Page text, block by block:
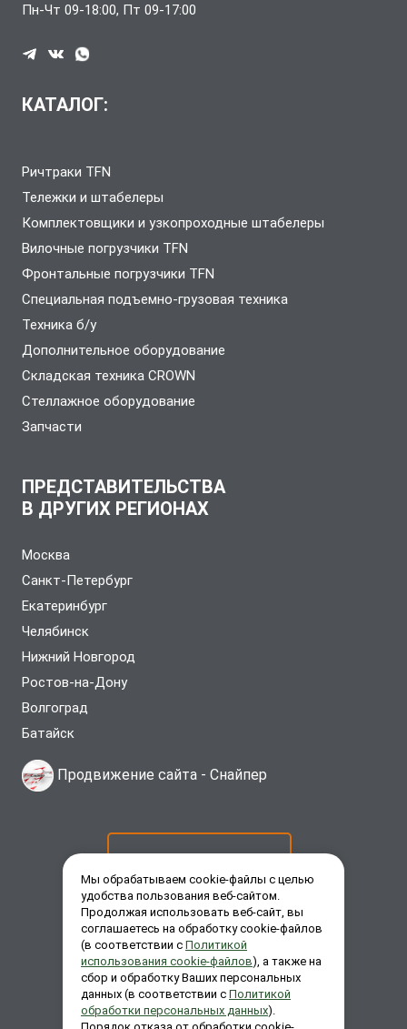
Пн-Чт 09-18:00, Пт 09-17:00
КАТАЛОГ:
Ричтраки TFN
Тележки и штабелеры
Комплектовщики и узкопроходные штабелеры
Вилочные погрузчики TFN
Фронтальные погрузчики TFN
Специальная подъемно-грузовая техника
Техника б/у
Дополнительное оборудование
Складская техника CROWN
Стеллажное оборудование
Запчасти
ПРЕДСТАВИТЕЛЬСТВА
В ДРУГИХ РЕГИОНАХ
Москва
Санкт-Петербург
Екатеринбург
Челябинск
Нижний Новгород
Ростов-на-Дону
Волгоград
Батайск
Продвижение сайта - Снайпер
ЗАКАЗАТЬ ЗВОНОК
ЗАДАТЬ ВОПРОС
Мы обрабатываем cookie-файлы с целью
удобства пользования веб-сайтом.
Продолжая использовать веб-сайт, вы
соглашаетесь на обработку cookie-файлов
(в соответствии с Политикой
использования cookie-файлов), а также на
сбор и обработку Ваших персональных
данных (в соответствии с Политикой
обработки персональных данных).